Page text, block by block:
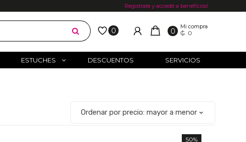
Registrate y accedé a beneficios!
0 0
Mi compra
₲. 0
ESTUCHES DESCUENTOS SERVICIOS
50%